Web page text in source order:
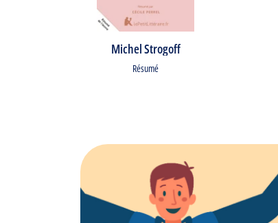
Michel Strogoff
Résumé